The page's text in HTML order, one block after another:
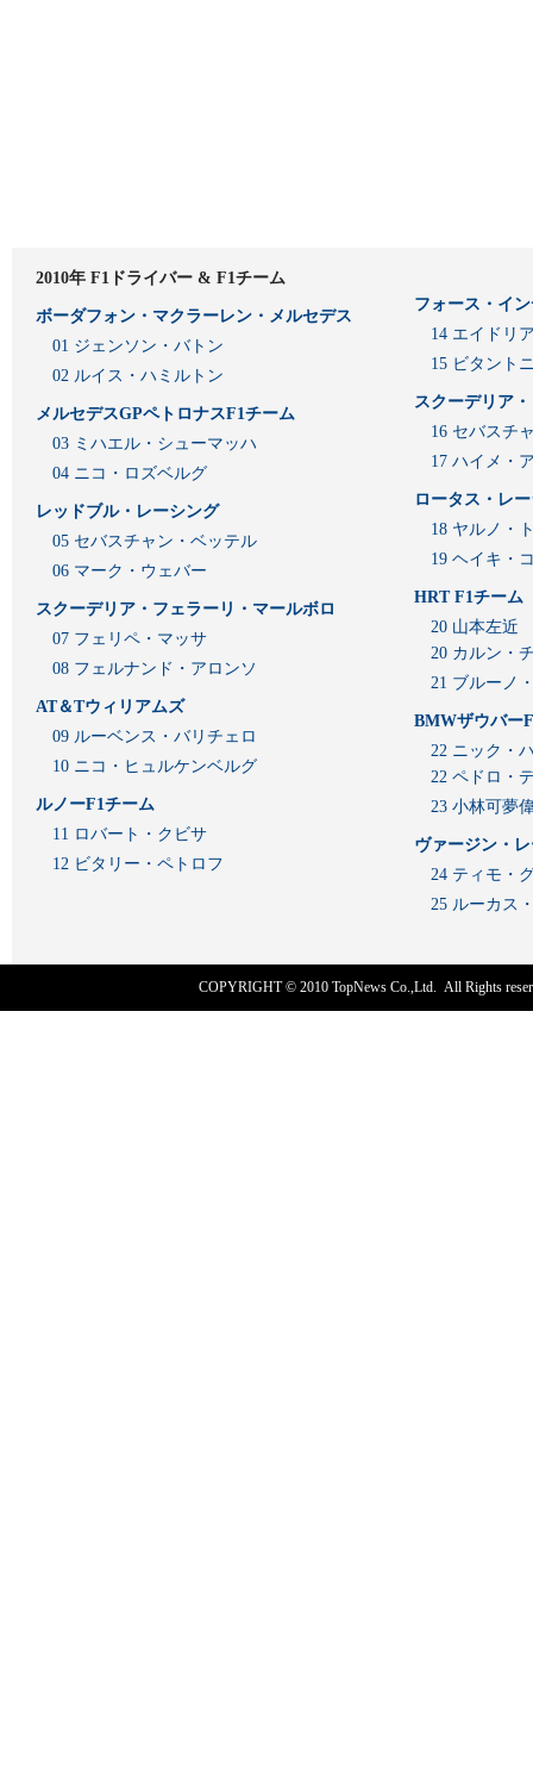
2010年 F1ドライバー & F1チーム
ボーダフォン・マクラーレン・メルセデス
01 ジェンソン・バトン
02 ルイス・ハミルトン
メルセデスGPペトロナスF1チーム
03 ミハエル・シューマッハ
04 ニコ・ロズベルグ
レッドブル・レーシング
05 セバスチャン・ベッテル
06 マーク・ウェバー
スクーデリア・フェラーリ・マールボロ
07 フェリペ・マッサ
08 フェルナンド・アロンソ
AT＆Tウィリアムズ
09 ルーベンス・バリチェロ
10 ニコ・ヒュルケンベルグ
ルノーF1チーム
11 ロバート・クビサ
12 ビタリー・ペトロフ
フォース・イ
14 エイドリ
15 ビタント
スクーデリア
16 セバスチ
17 ハイメ・
ロータス・レ
18 ヤルノ・
19 ヘイキ・
HRT F1チーム
20 山本左近
20 カルン・
21 ブルーノ
BMWザウバー
22 ニック・
22 ペドロ・
23 小林可夢
ヴァージン・
24 ティモ・
25 ルーカス
COPYRIGHT © 2010 TopNews Co.,Ltd. All Rights